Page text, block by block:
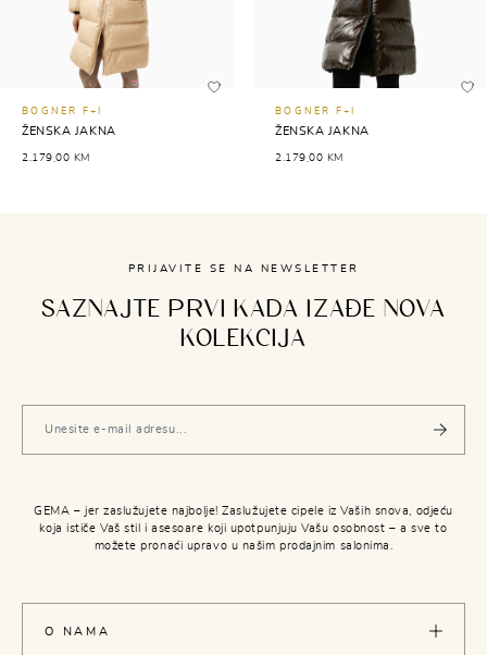
BOGNER F+I
ŽENSKA JAKNA
2.179,00 KM
BOGNER F+I
ŽENSKA JAKNA
2.179,00 KM
PRIJAVITE SE NA NEWSLETTER
SAZNAJTE PRVI KADA IZAĐE NOVA
KOLEKCIJA
GEMA – jer zaslužujete najbolje! Zaslužujete cipele iz Vaših snova, odjeću
koja ističe Vaš stil i asesoare koji upotpunjuju Vašu osobnost – a sve to
možete pronaći upravo u našim prodajnim salonima.
O NAMA